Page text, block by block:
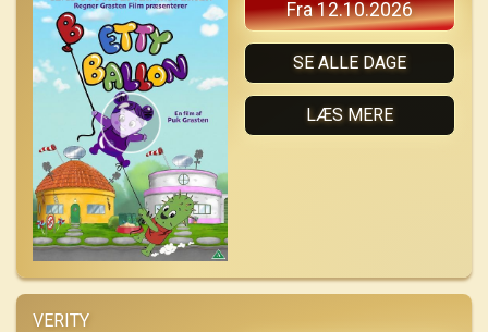
Fra 12.10.2026
SE ALLE DAGE
LÆS MERE
VERITY